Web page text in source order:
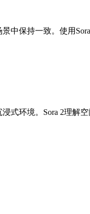
中保持一致。使用
式环境。Sora 2理解